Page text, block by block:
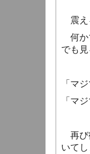
震え
何か
でも見
「マ
「マ
再び
いて